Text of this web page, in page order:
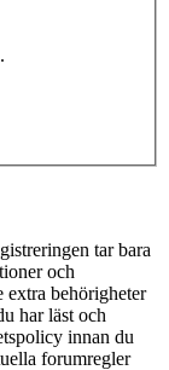
tar bara
och
extra behörigheter
har läst och
innan du
forumregler